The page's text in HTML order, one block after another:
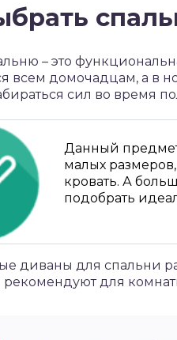
– это
всем домочадцам, а в
сил во время
Данный
малых
кровать. А
подобрать
диваны для спальни
для